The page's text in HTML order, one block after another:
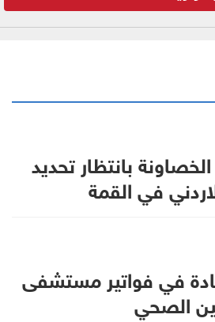
بانتظار تحديد
في القمة
زيادة في فواتير مستشفى
الصحي